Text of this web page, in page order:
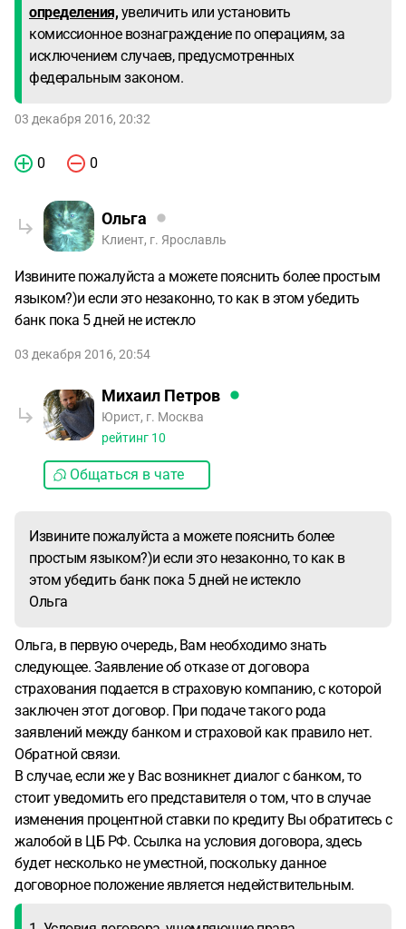
определения, увеличить или установить
комиссионное вознаграждение по операциям, за
исключением случаев, предусмотренных
федеральным законом.
03 декабря 2016, 20:32
0 0
Ольга
Клиент, г. Ярославль
Извините пожалуйста а можете пояснить более простым
языком?)и если это незаконно, то как в этом убедить
банк пока 5 дней не истекло
03 декабря 2016, 20:54
Михаил Петров
Юрист, г. Москва
рейтинг 10
Общаться в чате
Извините пожалуйста а можете пояснить более
простым языком?)и если это незаконно, то как в
этом убедить банк пока 5 дней не истекло
Ольга
Ольга, в первую очередь, Вам необходимо знать
следующее. Заявление об отказе от договора
страхования подается в страховую компанию, с которой
заключен этот договор. При подаче такого рода
заявлений между банком и страховой как правило нет.
Обратной связи.
В случае, если же у Вас возникнет диалог с банком, то
стоит уведомить его представителя о том, что в случае
изменения процентной ставки по кредиту Вы обратитесь с
жалобой в ЦБ РФ. Ссылка на условия договора, здесь
будет несколько не уместной, поскольку данное
договорное положение является недействительным.